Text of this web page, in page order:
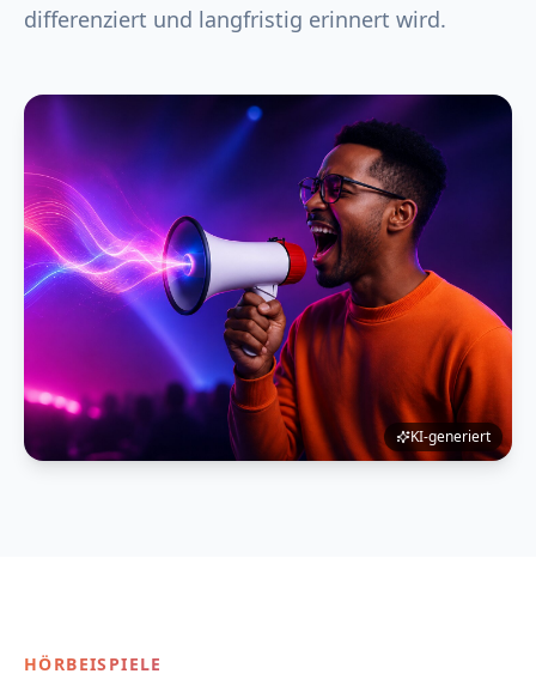
differenziert und langfristig erinnert wird.
KI-generiert
HÖRBEISPIELE